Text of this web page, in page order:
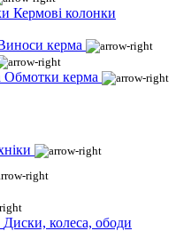
Кермові колонки
керма
Обмотки керма
Диски, колеса, ободи